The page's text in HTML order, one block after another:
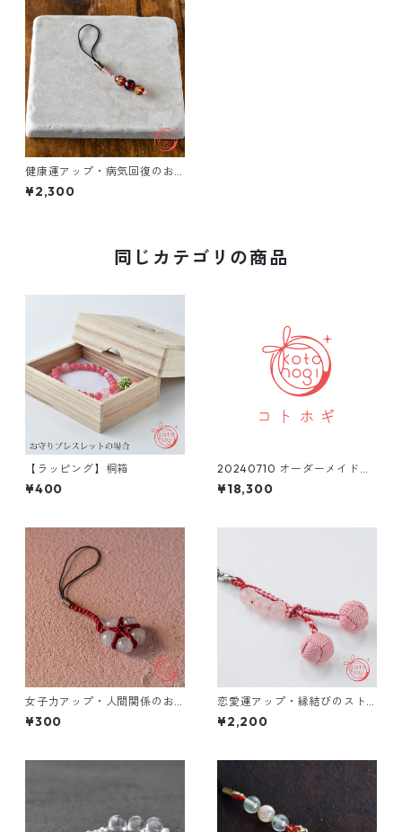
健康運アップ・病気回復のお
守りストラップ「玉くし」 天
然石 アンバー ガーネット
¥2,300
同じカテゴリの商品
【ラッピング】桐箱
¥400
20240710 オーダーメイドお
守りブレスレット ストラッ
プ
¥18,300
女子力アップ・人間関係のお
守りストラップ「玉くし」 天
然石 ローズクォーツ
¥300
恋愛運アップ・縁結びのスト
ラップお守り「玉くし」＊天
然石 ローズクォーツ
¥2,200